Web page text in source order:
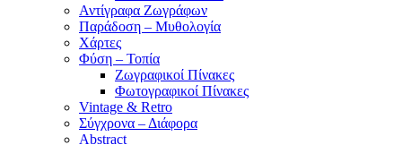
Αντίγραφα Ζωγράφων
Παράδοση – Μυθολογία
Χάρτες
Φύση – Τοπία
Ζωγραφικοί Πίνακες
Φωτογραφικοί Πίνακες
Vintage & Retro
Σύγχρονα – Διάφορα
Abstract